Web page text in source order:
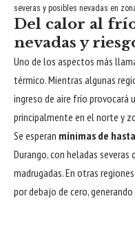
severas y posibles nevadas en
Del calor al
nevadas y
Uno de los aspectos más
térmico. Mientras algunas
ingreso de aire frío provocará
principalmente en el norte y
Se esperan mínimas de
Durango, con heladas
madrugadas. En otras
por debajo de cero,